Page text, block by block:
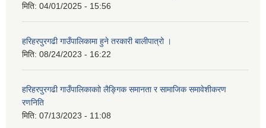
मिति: 04/01/2025 - 15:56
हरिहरपुरगढी गाउँपालिकामा हुने तरकारी बालीपात्रो ।
मिति: 08/24/2023 - 16:22
हरिहरपुरगढी गाउँपालिकाकाो लैङ्गिक समानता र सामाजिक समावेशीकरण
रणनिति
मिति: 07/13/2023 - 11:08